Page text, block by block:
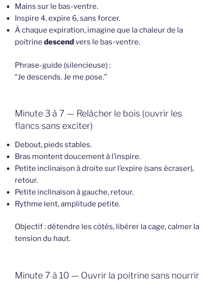
Mains sur le bas-ventre.
Inspire 4, expire 6, sans forcer.
À chaque expiration, imagine que la chaleur de la
poitrine descend vers le bas-ventre.
Phrase-guide (silencieuse) :
“Je descends. Je me pose.”
Minute 3 à 7 — Relâcher le bois (ouvrir les
flancs sans exciter)
Debout, pieds stables.
Bras montent doucement à l’inspire.
Petite inclinaison à droite sur l’expire (sans écraser),
retour.
Petite inclinaison à gauche, retour.
Rythme lent, amplitude petite.
Objectif : détendre les côtés, libérer la cage, calmer la
tension du haut.
Minute 7 à 10 — Ouvrir la poitrine sans nourrir